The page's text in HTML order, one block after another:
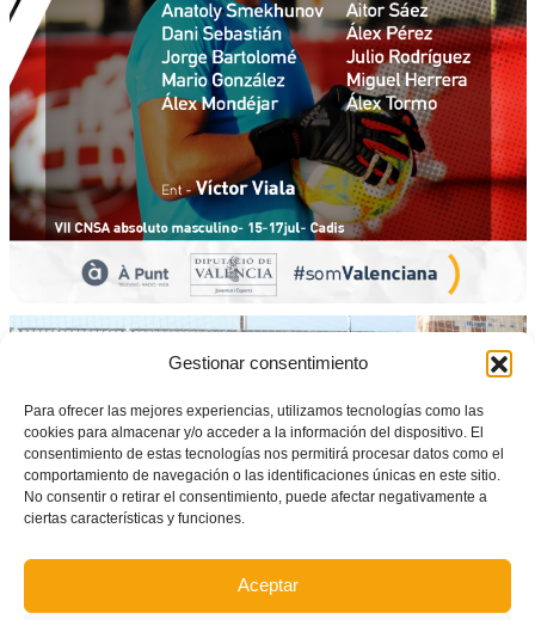
Gestionar consentimiento
Para ofrecer las mejores experiencias, utilizamos tecnologías como las
cookies para almacenar y/o acceder a la información del dispositivo. El
consentimiento de estas tecnologías nos permitirá procesar datos como el
comportamiento de navegación o las identificaciones únicas en este sitio.
No consentir o retirar el consentimiento, puede afectar negativamente a
ciertas características y funciones.
Aceptar